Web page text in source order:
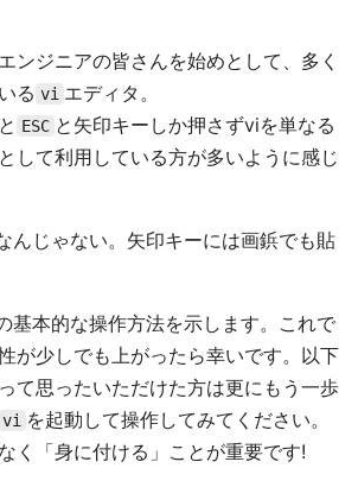
ンジニアの皆さんを始めとして、多く
る vi エディタ。
と ESC と矢印キーしか押さずviを単なる
して利用している方が多いように感じ
んじゃない。矢印キーには画鋲でも貼
基本的な操作方法を示します。これで
が少しでも上がったら幸いです。以下
て思ったいただけた方は更にもう一歩
vi を起動して操作してみてください。
く「身に付ける」ことが重要です!